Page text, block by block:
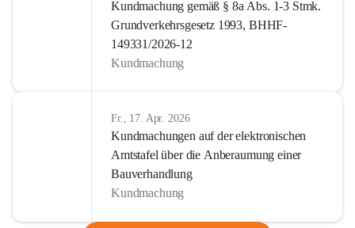
Kundmachung gemäß § 8a Abs. 1-3 Stmk.
Grundverkehrsgesetz 1993, BHHF-
149331/2026-12
Kundmachung
Fr., 17. Apr. 2026
Kundmachungen auf der elektronischen
Amtstafel über die Anberaumung einer
Bauverhandlung
Kundmachung